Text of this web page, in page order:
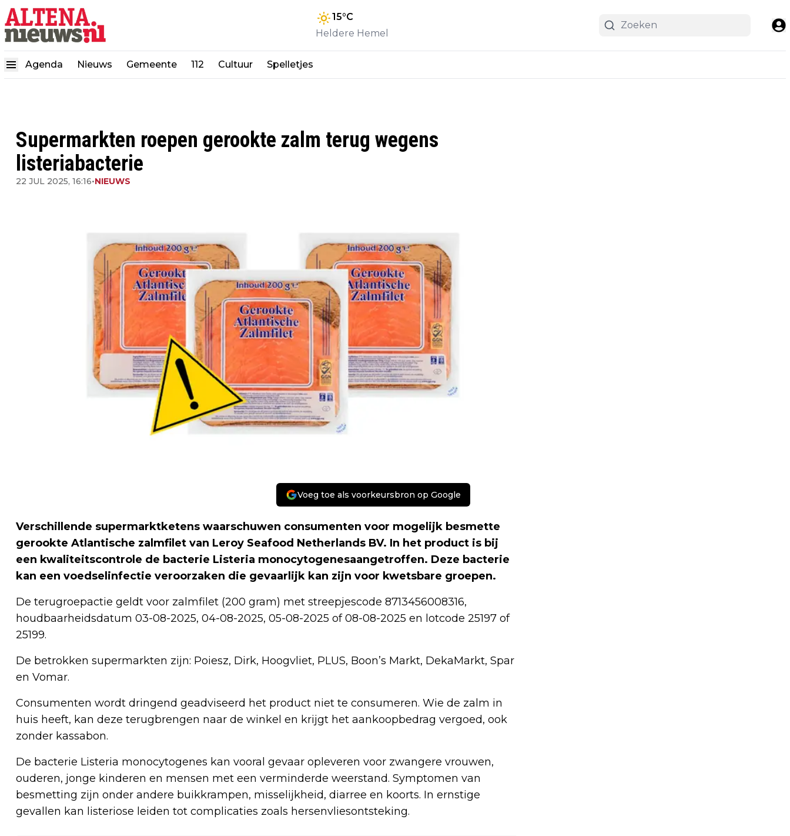
15°C
Heldere Hemel
Agenda Nieuws Gemeente 112 Cultuur Spelletjes
Supermarkten roepen gerookte zalm terug wegens
listeriabacterie
22 JUL 2025, 16:16•NIEUWS
Voeg toe als voorkeursbron op Google
Verschillende supermarktketens waarschuwen consumenten voor mogelijk besmette
gerookte Atlantische zalmfilet van Leroy Seafood Netherlands BV. In het product is bij
een kwaliteitscontrole de bacterie Listeria monocytogenesaangetroffen. Deze bacterie
kan een voedselinfectie veroorzaken die gevaarlijk kan zijn voor kwetsbare groepen.
De terugroepactie geldt voor zalmfilet (200 gram) met streepjescode 8713456008316,
houdbaarheidsdatum 03-08-2025, 04-08-2025, 05-08-2025 of 08-08-2025 en lotcode 25197 of
25199.
De betrokken supermarkten zijn: Poiesz, Dirk, Hoogvliet, PLUS, Boon’s Markt, DekaMarkt, Spar
en Vomar.
Consumenten wordt dringend geadviseerd het product niet te consumeren. Wie de zalm in
huis heeft, kan deze terugbrengen naar de winkel en krijgt het aankoopbedrag vergoed, ook
zonder kassabon.
De bacterie Listeria monocytogenes kan vooral gevaar opleveren voor zwangere vrouwen,
ouderen, jonge kinderen en mensen met een verminderde weerstand. Symptomen van
besmetting zijn onder andere buikkrampen, misselijkheid, diarree en koorts. In ernstige
gevallen kan listeriose leiden tot complicaties zoals hersenvliesontsteking.